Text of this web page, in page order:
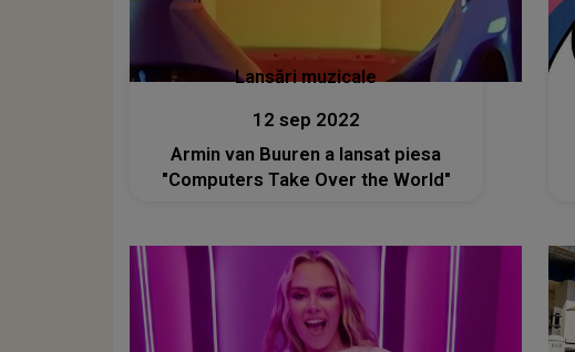
Lansări muzicale
12 sep 2022
Armin van Buuren a lansat piesa
"Computers Take Over the World"